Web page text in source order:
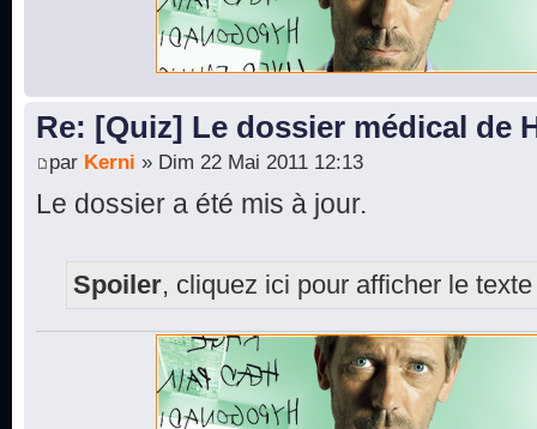
Re: [Quiz] Le dossier médical de
par Kerni » Dim 22 Mai 2011 12:13
Le dossier a été mis à jour.
Spoiler, cliquez ici pour afficher le texte